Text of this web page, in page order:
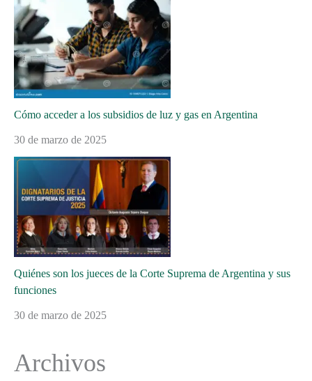
Cómo acceder a los subsidios de luz y gas en Argentina
30 de marzo de 2025
Quiénes son los jueces de la Corte Suprema de Argentina y sus
funciones
30 de marzo de 2025
Archivos